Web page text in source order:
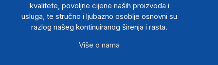
kvalitete, povoljne cijene naših proizvoda i
usluga, te stručno i ljubazno osoblje osnovni su
razlog našeg kontinuiranog širenja i rasta.
Više o nama